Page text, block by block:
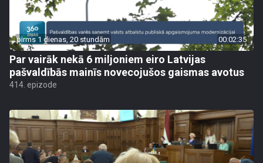
pirms 1 dienas, 20 stundām 00:02:35
Par vairāk nekā 6 miljoniem eiro Latvijas
pašvaldībās mainīs novecojušos gaismas avotus
414. epizode